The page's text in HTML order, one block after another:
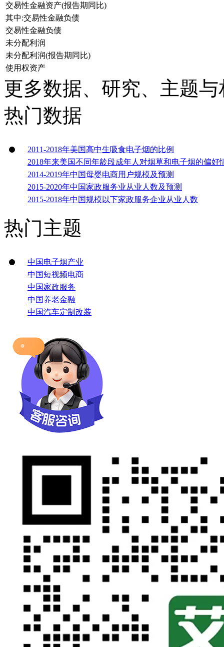
交易性金融资产(报告期同比)
其中:交易性金融负债
交易性金融负债
未分配利润
未分配利润(报告期同比)
使用权资产
更多数据、研究、主题
热门数据
2011-2018年美国高中生吸食电子烟的比例
2018年来美国不同年龄段成年人对烟草和电子烟的偏好
2014-2019年中国母婴电商用户规模及预测
2015-2020年中国家政服务业从业人数及预测
2015-2018年中国规模以下家政服务企业从业人数
热门主题
中国电子烟产业
中国短视频电商
中国家政服务
中国养老金融
中国汽车定制改装